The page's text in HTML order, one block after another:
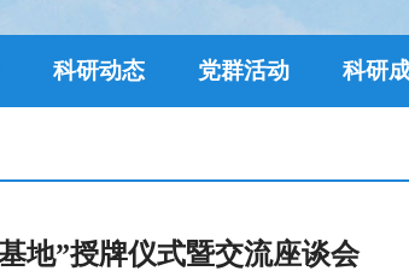
科研动态 党群活动 科研
地”授牌仪式暨交流座谈会